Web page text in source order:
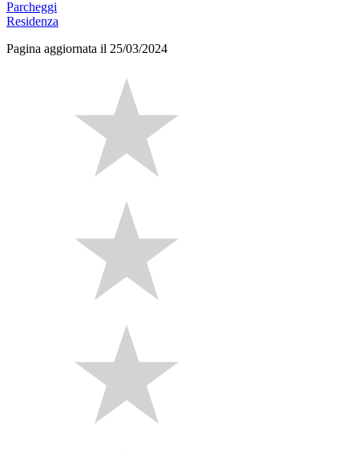
Parcheggi
Residenza
Pagina aggiornata il 25/03/2024